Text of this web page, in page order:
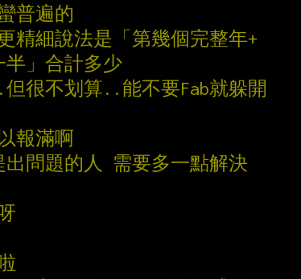
普遍的
精細說法是「第幾個完整年+
」合計多少
很不划算..能不要Fab就躲開
報滿啊
問題的人 需要多一點解決